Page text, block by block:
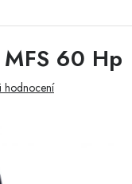
60 Hp
hodnocení